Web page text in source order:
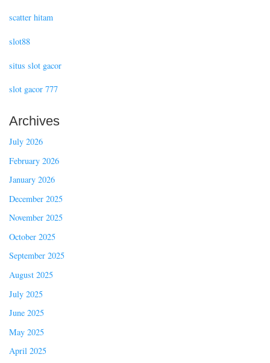
scatter hitam
slot88
situs slot gacor
slot gacor 777
Archives
July 2026
February 2026
January 2026
December 2025
November 2025
October 2025
September 2025
August 2025
July 2025
June 2025
May 2025
April 2025